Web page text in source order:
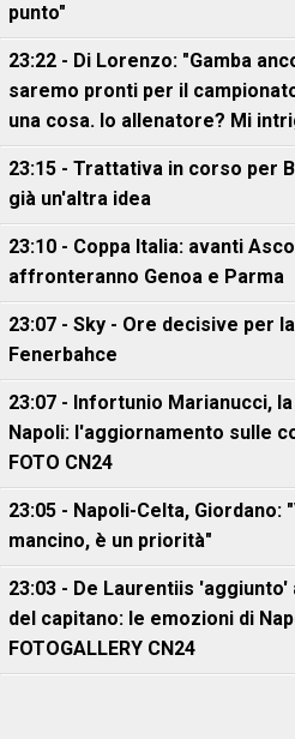
punto"
23:22 - Di Lorenzo: "Gamba
saremo pronti per il
una cosa. Io allenatore? Mi
23:15 - Trattativa in corso per
già un'altra idea
23:10 - Coppa Italia: avanti
affronteranno Genoa e Parma
23:07 - Sky - Ore decisive per
Fenerbahce
23:07 - Infortunio Marianucci,
Napoli: l'aggiornamento sulle
FOTO CN24
23:05 - Napoli-Celta, Giordano:
mancino, è un priorità"
23:03 - De Laurentiis 'aggiunto'
del capitano: le emozioni di
FOTOGALLERY CN24